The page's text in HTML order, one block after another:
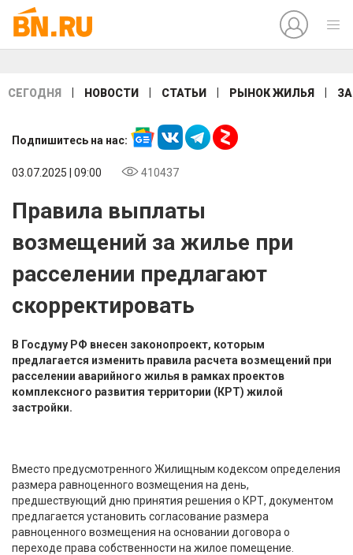
СЕГОДНЯ НОВОСТИ СТАТЬИ РЫНОК ЖИЛЬЯ
Подпишитесь на нас:
03.07.2025 | 09:00 410437
Правила выплаты
возмещений за жилье при
расселении предлагают
скорректировать
В Госдуму РФ внесен законопроект, которым
предлагается изменить правила расчета возмещений при
расселении аварийного жилья в рамках проектов
комплексного развития территории (КРТ) жилой
застройки.
Вместо предусмотренного Жилищным кодексом определения
размера равноценного возмещения на день,
предшествующий дню принятия решения о КРТ, документом
предлагается установить согласование размера
равноценного возмещения на основании договора о
переходе права собственности на жилое помещение.